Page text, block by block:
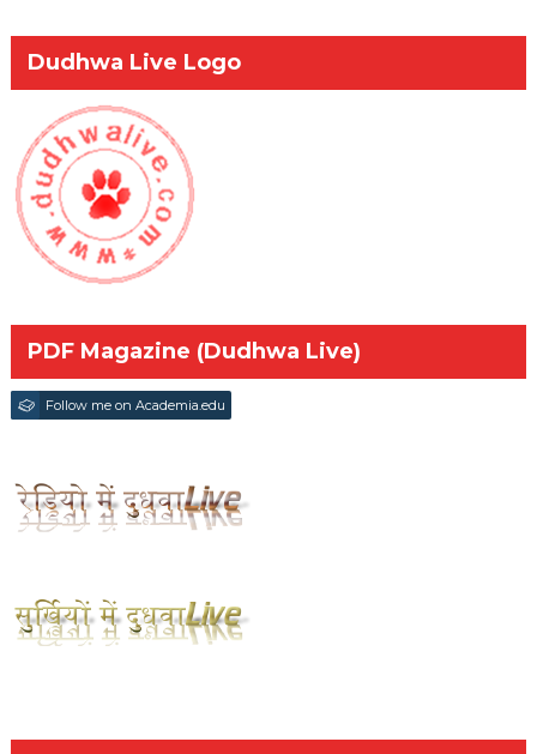
Dudhwa Live Logo
PDF Magazine (Dudhwa Live)
Follow me on Academia.edu